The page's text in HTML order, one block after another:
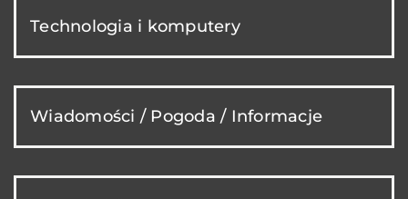
Technologia i komputery
Wiadomości / Pogoda / Informacje